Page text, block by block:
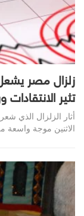
زلزال مصر
تثير
أثار الزلزال الذي
الاثنين موجة واسعة